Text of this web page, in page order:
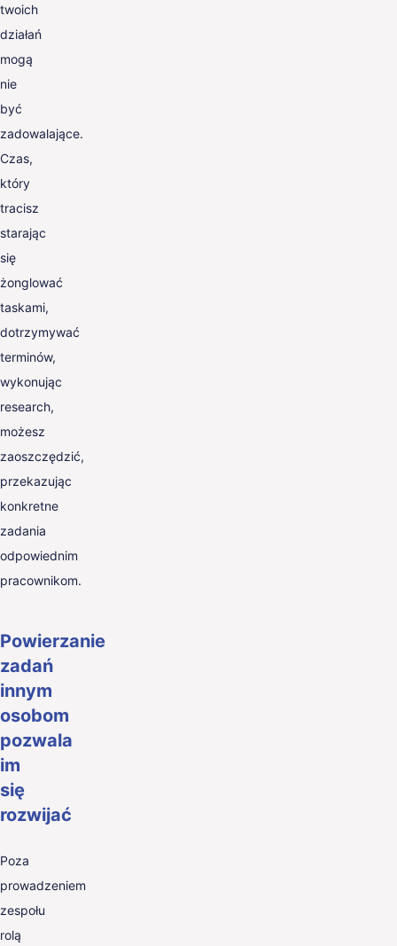
twoich
działań
mogą
nie
być
zadowalające.
Czas,
który
tracisz
starając
się
żonglować
taskami,
dotrzymywać
terminów,
wykonując
research,
możesz
zaoszczędzić,
przekazując
konkretne
zadania
odpowiednim
pracownikom.
Powierzanie
zadań
innym
osobom
pozwala
im
się
rozwijać
Poza
prowadzeniem
zespołu
rolą